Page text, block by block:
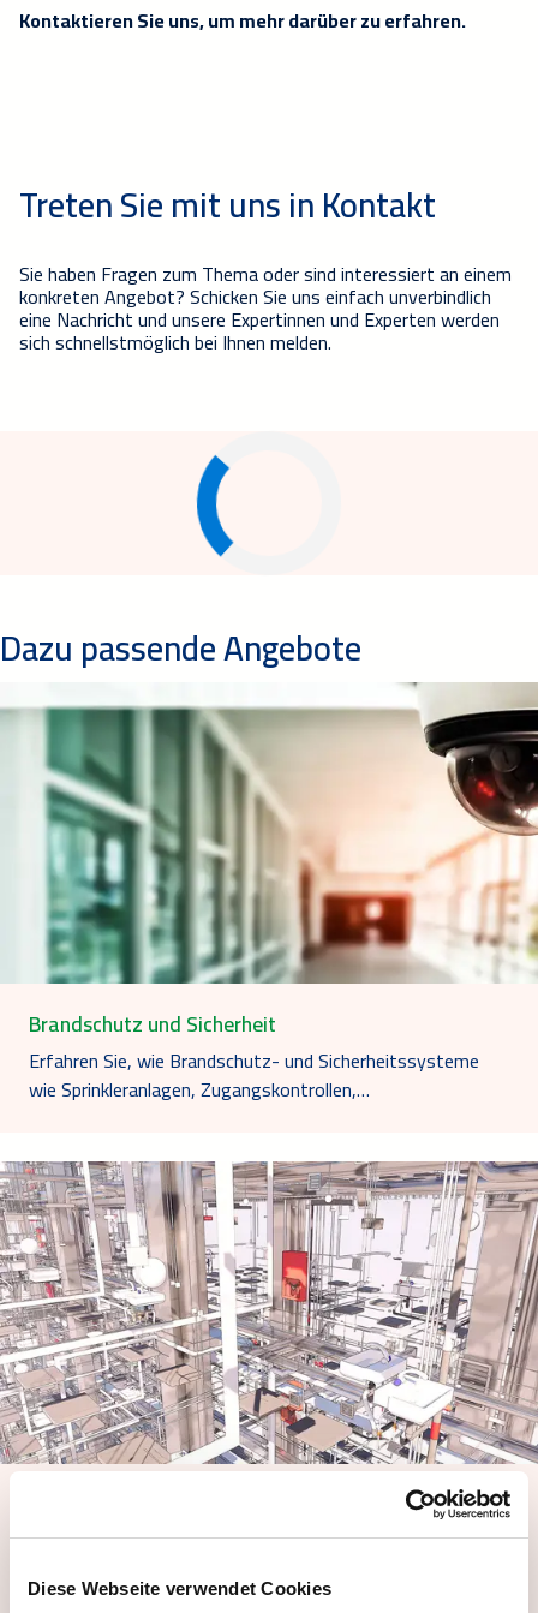
Diese Webseite verwendet Cookies
Kontaktieren Sie uns, um mehr darüber zu erfahren.
Treten Sie mit uns in Kontakt
Sie haben Fragen zum Thema oder sind interessiert an einem
konkreten Angebot? Schicken Sie uns einfach unverbindlich
eine Nachricht und unsere Expertinnen und Experten werden
sich schnellstmöglich bei Ihnen melden.
Dazu passende Angebote
Brandschutz und Sicherheit
Erfahren Sie, wie Brandschutz- und Sicherheitssysteme
wie Sprinkleranlagen, Zugangskontrollen,…
Erfahren Sie, wie das Einbinden von BIM in Ihr Bauprojekt